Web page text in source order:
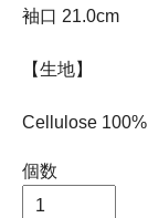
袖口 21.0cm
【生地】
Cellulose 100%
個数